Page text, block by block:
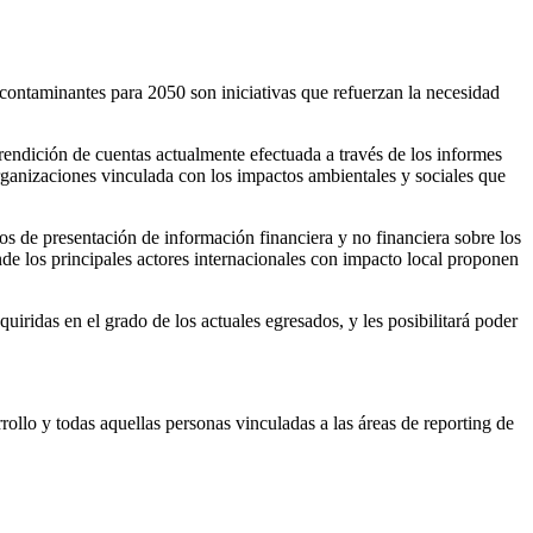
para 2050 son iniciativas que refuerzan la necesidad
de cuentas actualmente efectuada a través de los informes
vinculada con los impactos ambientales y sociales que
de presentación de información financiera y no financiera sobre los
los principales actores internacionales con impacto local proponen
en el grado de los actuales egresados, y les posibilitará poder
y todas aquellas personas vinculadas a las áreas de reporting de